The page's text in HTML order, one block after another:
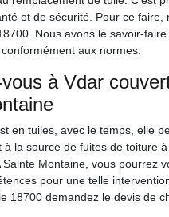
et de sécurité. Pour ce
Nous avons le savoir-
aux normes.
à Vdar
en tuiles, avec le temps, elle
à la source de fuites de toiture
Sainte Montaine, vous pourrez
pour une telle
18700 demandez le devis de